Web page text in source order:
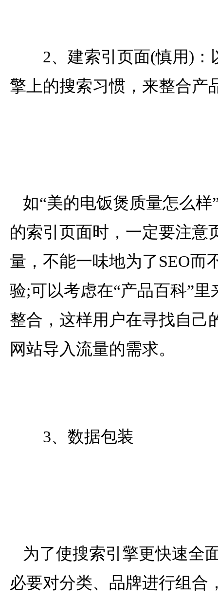
2、建索引页面(慎用)：
擎上的搜索习惯，来整合产
如“美的电饭煲质量怎么样
的索引页面时，一定要注意
量，不能一味地为了SEO而
验;可以考虑在“产品百科”
整合，这样用户在寻找自己
网站导入流量的需求。
3、数据包装
为了使搜索引擎更快速全
必要对分类、品牌进行组合